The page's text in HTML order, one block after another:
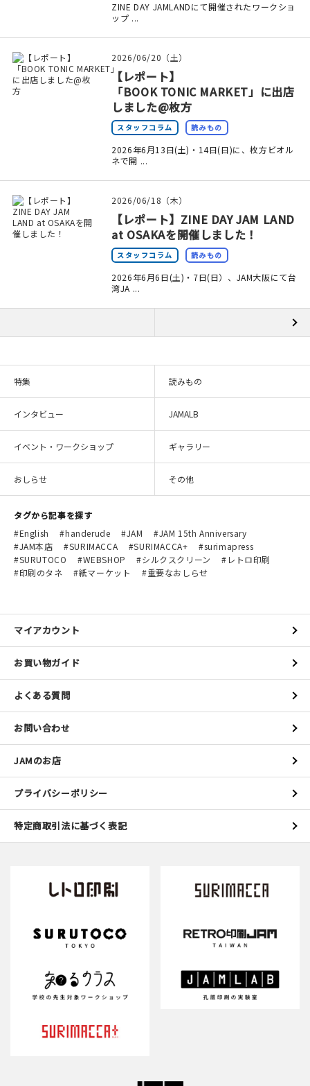
ZINE DAY JAMLANDにて開催されたワークショ
ップ ...
2026/06/20（土）
【レポート】
「BOOK TONIC MARKET」に出店
しました@枚方
スタッフコラム 読みもの
2026年6月13日(土)・14日(日)に、枚方ビオル
ネで開 ...
2026/06/18（木）
【レポート】ZINE DAY JAM LAND
at OSAKAを開催しました！
スタッフコラム 読みもの
2026年6月6日(土)・7日(日）、JAM大阪にて台
湾JA ...
特集 読みもの
インタビュー JAMALB
イベント・ワークショップ ギャラリー
おしらせ その他
タグから記事を探す
English
handerude JAM
JAM 15th Anniversary
JAM本店
SURIMACCA SURIMACCA+
surimapress
SURUTOCO
WEBSHOP シルクスクリーン
レトロ印刷
印刷のタネ
紙マーケット 重要なおしらせ
マイアカウント
お買い物ガイド
よくある質問
お問い合わせ
JAMのお店
プライバシーポリシー
特定商取引法に基づく表記